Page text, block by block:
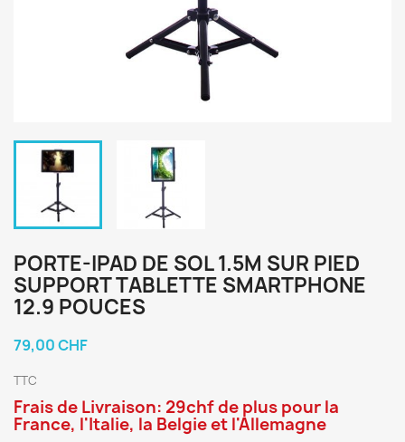
PORTE-IPAD DE SOL 1.5M SUR PIED
SUPPORT TABLETTE SMARTPHONE
12.9 POUCES
79,00 CHF
TTC
Frais de Livraison: 29chf de plus pour la
France, l'Italie, la Belgie et l'Allemagne